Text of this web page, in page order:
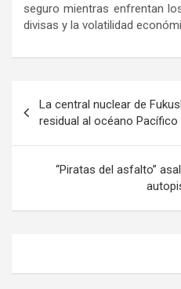
seguro mientras enfrentan
divisas y la volatilidad
de
entradas
La central nuclear de
residual al océano Pacífico
“Piratas del asfalto”